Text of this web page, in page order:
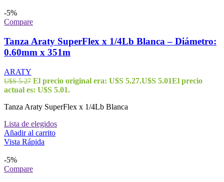
-5%
Compare
Tanza Araty SuperFlex x 1/4Lb Blanca – Diámetro:
0.60mm x 351m
ARATY
U$S5.27 El precio original era: U$S 5.27.U$S 5.01El precio
actual es: U$S 5.01.
Tanza Araty SuperFlex x 1/4Lb Blanca
Lista de elegidos
Añadir al carrito
Vista Rápida
-5%
Compare